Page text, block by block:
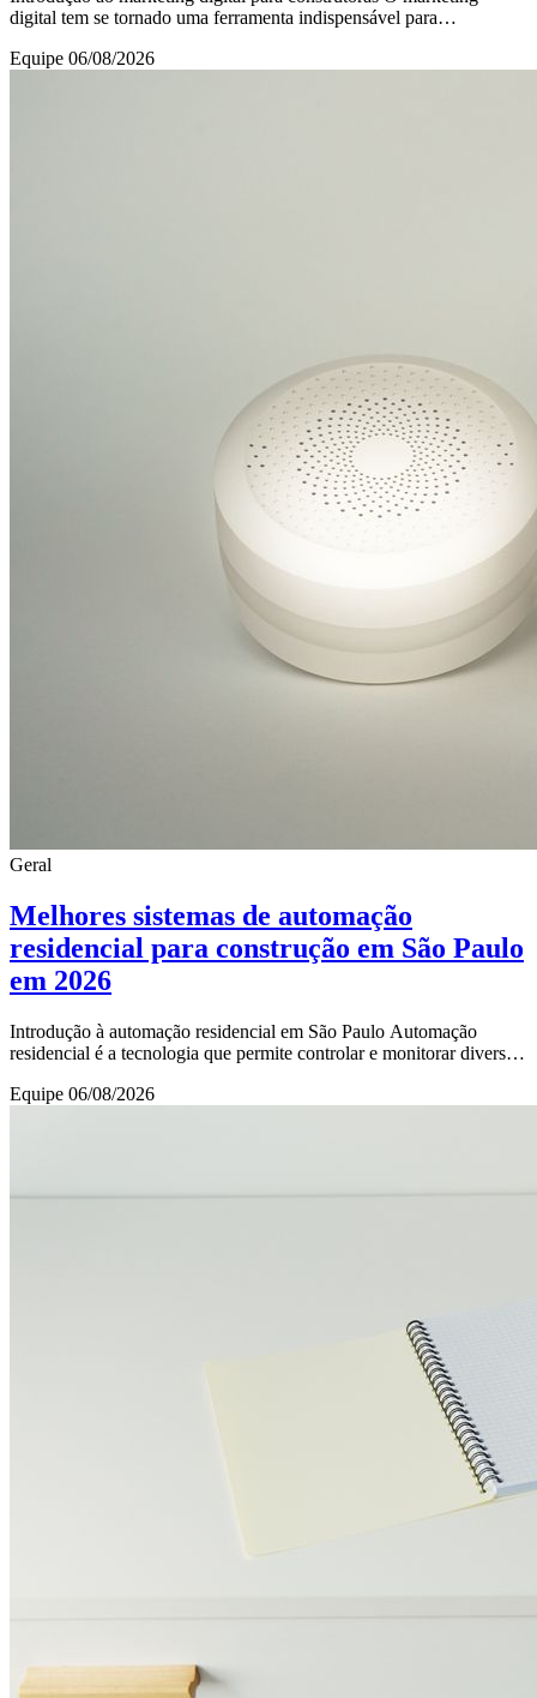
digital tem se tornado uma ferramenta indispensável para
Equipe 06/08/2026
Geral
Melhores sistemas de automação
residencial para construção em São Paulo
em 2026
Introdução à automação residencial em São Paulo Automação
residencial é a tecnologia que permite controlar e monitorar diversos
Equipe 06/08/2026